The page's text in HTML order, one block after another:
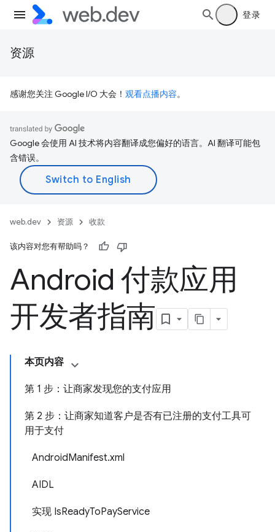
登录
资源
感谢您关注 Google I/O 大会！ 观看点播内容。
Google 会使用 AI 技术将内容翻译成您偏好的语言。AI 翻译可能包
含错误。
web.dev 资源 收款
该内容对您有帮助吗？
Android 付款应用
开发者指南
本页内容
第 1 步：让商家发现您的支付应用
第 2 步：让商家知道客户是否有已注册的支付工具可
用于支付
AndroidManifest.xml
AIDL
实现 IsReadyToPayService